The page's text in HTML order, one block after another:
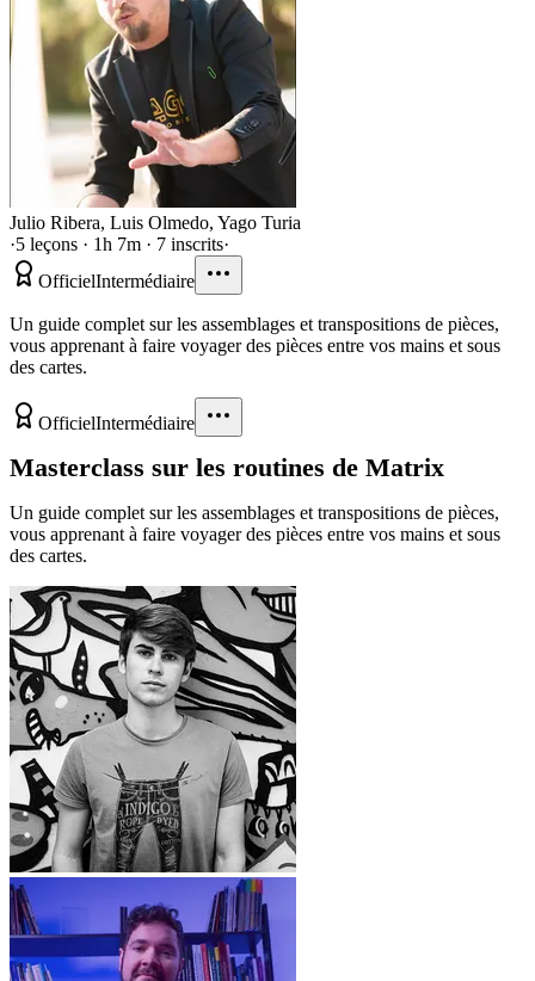
Julio Ribera, Luis Olmedo, Yago Turia
·5 leçons · 1h 7m · 7 inscrits·
OfficielIntermédiaire
Un guide complet sur les assemblages et transpositions de pièces,
vous apprenant à faire voyager des pièces entre vos mains et sous
des cartes.
OfficielIntermédiaire
Masterclass sur les routines de Matrix
Un guide complet sur les assemblages et transpositions de pièces,
vous apprenant à faire voyager des pièces entre vos mains et sous
des cartes.